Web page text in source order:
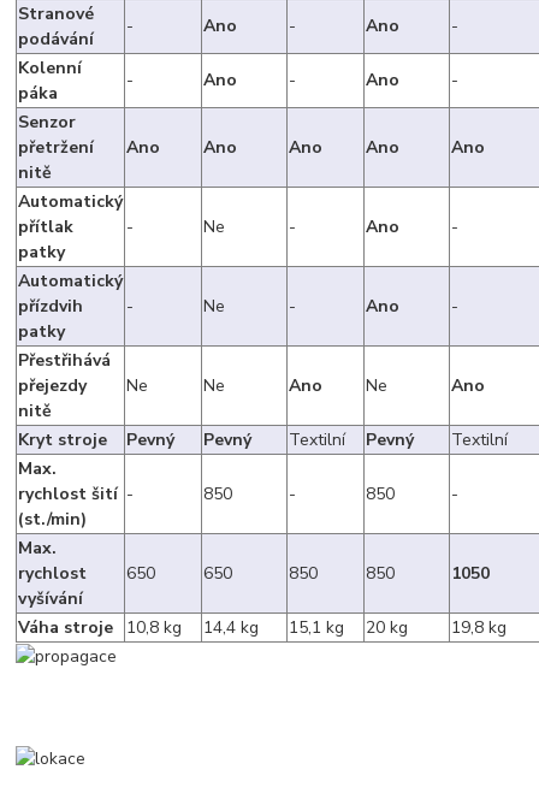
Stranové
podávání
- Ano - Ano
-
Kolenní
páka
- Ano - Ano
-
Senzor
přetržení
nitě
Ano Ano Ano Ano Ano
Automatický
přítlak
patky
- Ne - Ano -
Automatický
přízdvih
patky
- Ne - Ano -
Přestřihává
přejezdy
nitě
Ne Ne Ano Ne Ano
Kryt stroje Pevný Pevný Textilní Pevný
Textilní
Max.
rychlost šití
(st./min)
- 850 - 850 -
Max.
rychlost
vyšívání
650 650 850 850 1050
Váha stroje 10,8 kg 14,4 kg 15,1 kg 20 kg 19,8 kg